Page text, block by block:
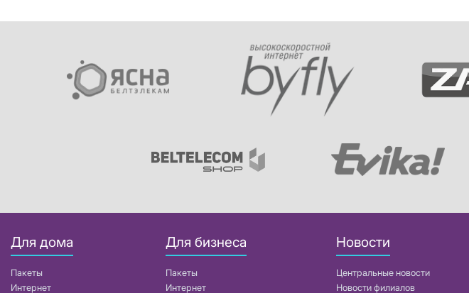
Для дома
Пакеты
Интернет
Для бизнеса
Пакеты
Интернет
Новости
Центральные новости
Новости филиалов